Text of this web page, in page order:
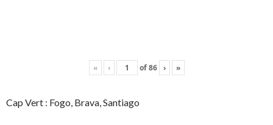
« ‹ of86 › »
Cap Vert : Fogo, Brava, Santiago